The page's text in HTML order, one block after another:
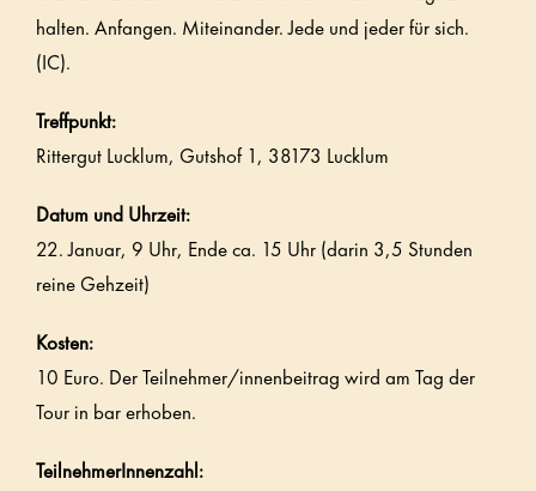
halten. Anfangen. Miteinander. Jede und jeder für sich.
(IC).
Treffpunkt:
Rittergut Lucklum, Gutshof 1, 38173 Lucklum
Datum und Uhrzeit:
22. Januar, 9 Uhr, Ende ca. 15 Uhr (darin 3,5 Stunden
reine Gehzeit)
Kosten:
10 Euro. Der Teilnehmer/innenbeitrag wird am Tag der
Tour in bar erhoben.
TeilnehmerInnenzahl: